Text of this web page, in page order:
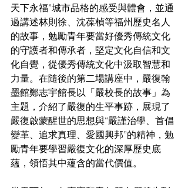
天下永福”城市品格的感受與體會，並通
過講述林則徐、沈葆楨等福州歷史名人
的故事，勉勵青年要當好優秀傳統文化
的守護者和傳承者，堅定文化自信和文
化自覺，從優秀傳統文化中汲取智慧和
力量。在隨後的第二場講座中，嚴復翰
墨館鄭志宇館長以「嚴校長的故事」為
主題，介紹了嚴復的生平事跡，展現了
嚴復啟蒙醒世的思想與“嚴謹治學、首倡
變革、追求真理、愛國興邦”的精神，勉
勵青年要學習嚴復文化的深厚歷史底
蘊，領悟其中蘊含的當代價值。